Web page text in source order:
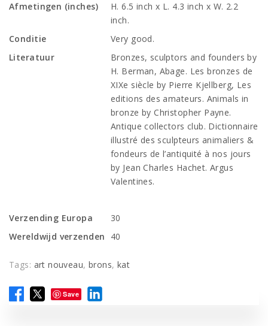
Afmetingen (inches)
H. 6.5 inch x L. 4.3 inch x W. 2.2
inch.
Conditie
Very good.
Literatuur
Bronzes, sculptors and founders by
H. Berman, Abage. Les bronzes de
XIXe siècle by Pierre Kjellberg, Les
editions des amateurs. Animals in
bronze by Christopher Payne.
Antique collectors club. Dictionnaire
illustré des sculpteurs animaliers &
fondeurs de l’antiquité à nos jours
by Jean Charles Hachet. Argus
Valentines.
Verzending Europa
30
Wereldwijd verzenden
40
Tags: art nouveau, brons, kat
Save